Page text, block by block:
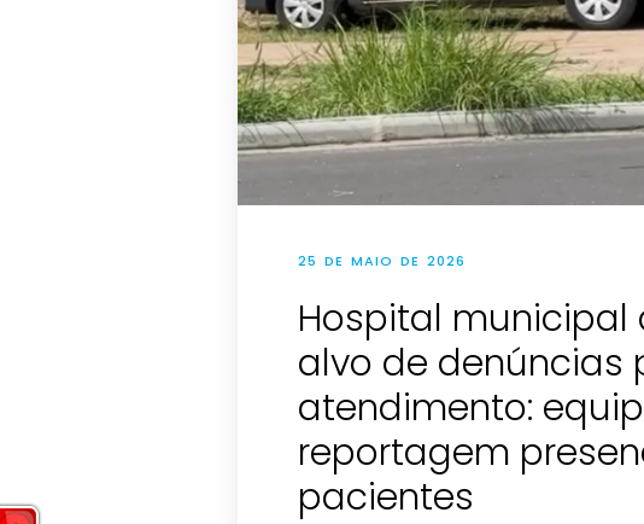
25 DE MAIO DE 2026
Hospital municipal
alvo de denúncias
atendimento:
reportagem
pacientes